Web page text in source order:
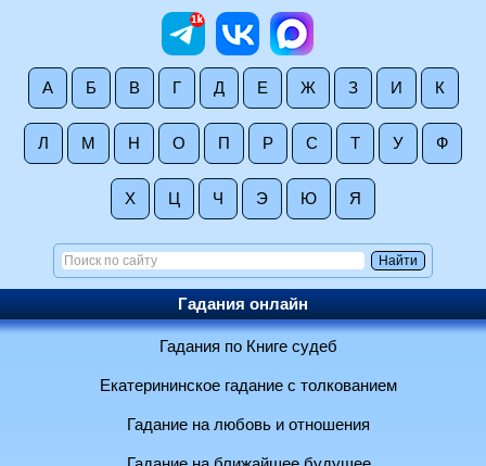
А Б В Г Д Е Ж З И К
Л М Н О П Р С Т У Ф
Х Ц Ч Э Ю Я
Гадания онлайн
Гадания по Книге судеб
Екатерининское гадание с толкованием
Гадание на любовь и отношения